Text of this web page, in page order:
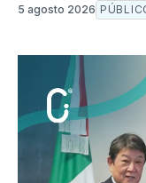
5 agosto 2026